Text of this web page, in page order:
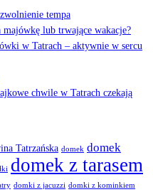
tempa
lub trwające wakacje?
w Tatrach – aktywnie w sercu
chwile w Tatrach czekają
Tatrzańska domek domek
domek z tarasem
domki z jacuzzi domki z kominkiem